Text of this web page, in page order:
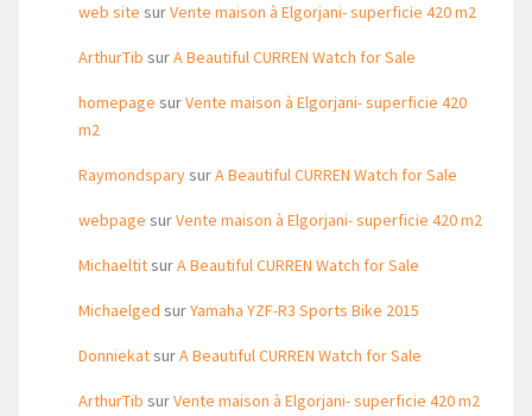
web site surVente maison à Elgorjani- superficie 420 m2
ArthurTib surA Beautiful CURREN Watch for Sale
homepage surVente maison à Elgorjani- superficie 420
m2
RaymondsparysurA Beautiful CURREN Watch for Sale
webpage surVente maison à Elgorjani- superficie 420 m2
MichaeltitsurA Beautiful CURREN Watch for Sale
Michaelged surYamaha YZF-R3 Sports Bike 2015
DonniekatsurA Beautiful CURREN Watch for Sale
ArthurTib surVente maison à Elgorjani- superficie 420 m2